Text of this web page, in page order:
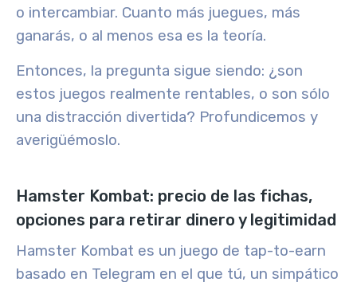
o intercambiar. Cuanto más juegues, más
ganarás, o al menos esa es la teoría.
Entonces, la pregunta sigue siendo: ¿son
estos juegos realmente rentables, o son sólo
una distracción divertida? Profundicemos y
averigüémoslo.
Hamster Kombat: precio de las fichas,
opciones para retirar dinero y legitimidad
Hamster Kombat es un juego de tap-to-earn
basado en Telegram en el que tú, un simpático